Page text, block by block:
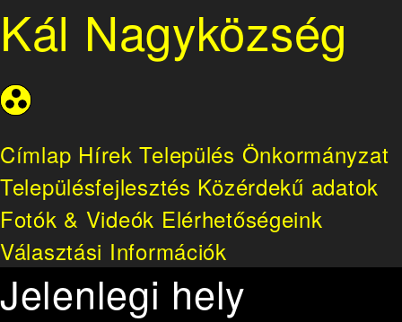
Kál Nagyközség
Címlap Hírek Település Önkormányzat
Településfejlesztés Közérdekű adatok
Fotók & Videók Elérhetőségeink
Választási Információk
Jelenlegi hely